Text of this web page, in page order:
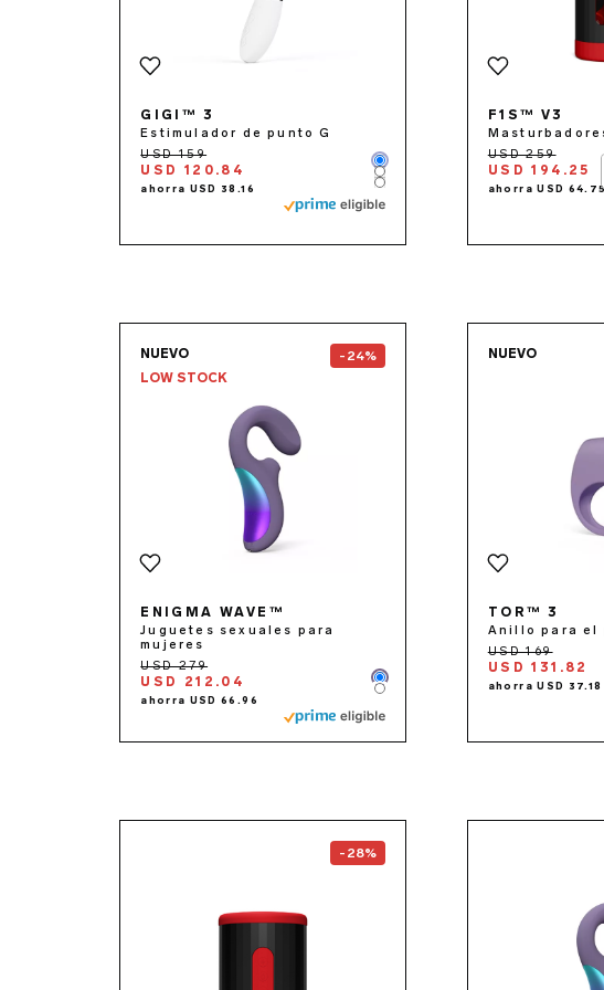
GIGI™ 3
Estimulador de punto G
USD 120.84 Color
Color
Color
F1S™ V3
USD 194.25
NUEVO
LOW STOCK
-24%
ENIGMA WAVE™
Juguetes sexuales para
mujeres
USD 212.04 Color
Color
NUEVO
TOR™ 3
Anillo para el
USD 131.82
-28%